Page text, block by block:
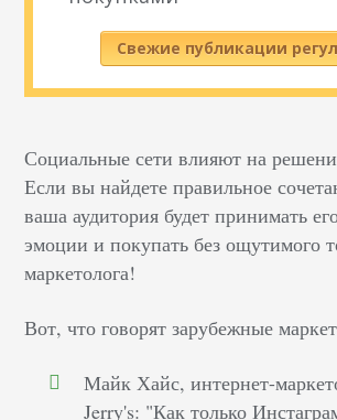
Свежие публикации
Социальные сети влияют на
Если вы найдете правильное
ваша аудитория будет принимать
эмоции и покупать без ощутимого
маркетолога!
Вот, что говорят зарубежные
Майк Хайс, интернет-
Jerry's: "Как только